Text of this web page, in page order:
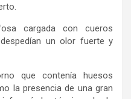
cargada con cueros
un olor fuerte y
que contenía huesos
la presencia de una gran